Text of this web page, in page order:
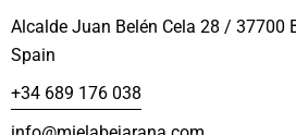
Alcalde Juan Belén Cela 28 / 37700
Spain
+34 689 176 038